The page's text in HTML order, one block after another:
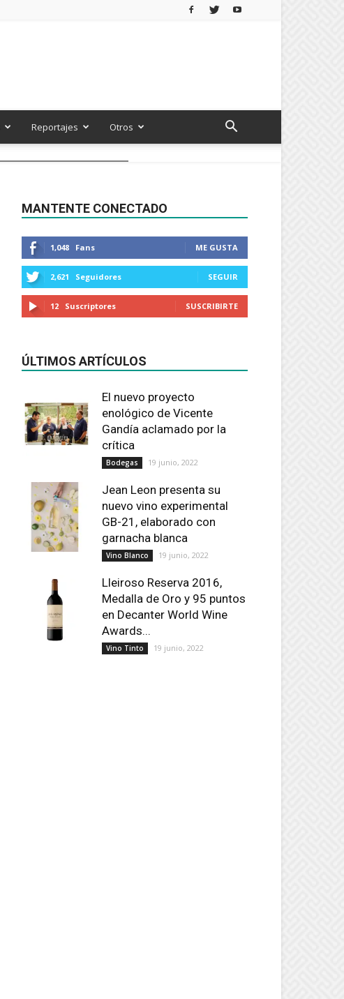
Reportajes Otros
MANTENTE CONECTADO
1,048 Fans ME GUSTA
2,621 Seguidores SEGUIR
12 Suscriptores SUSCRIBIRTE
ÚLTIMOS ARTÍCULOS
El nuevo proyecto
enológico de Vicente
Gandía aclamado por la
crítica
Bodegas 19 junio, 2022
Jean Leon presenta su
nuevo vino experimental
GB-21, elaborado con
garnacha blanca
Vino Blanco 19 junio, 2022
Lleiroso Reserva 2016,
Medalla de Oro y 95 puntos
en Decanter World Wine
Awards...
Vino Tinto 19 junio, 2022